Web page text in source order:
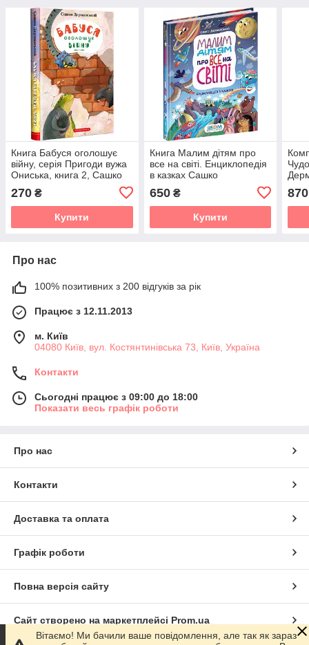
Книга Бабуся оголошує
війну, серія Пригоди вужа
Ониська, книга 2, Сашко
270 ₴
Купити
Книга Малим дітям про
все на світі. Енциклопедія
в казках Сашко
650₴
Купити
870
Про нас
100% позитивних з 200 відгуків за рік
Працює з 12.11.2013
м. Київ
04080 Київ, вул. Костянтинівська 73, Київ, Україна
Контакти
Сьогодні працює з 09:00 до 18:00
Показати весь графік роботи
Про нас
Контакти
Доставка та оплата
Графік роботи
Повна версія сайту
Сайт створено на маркетплейсі Prom.ua
Вітаємо! Ми бачили ваше повідомлення, але так як зараз